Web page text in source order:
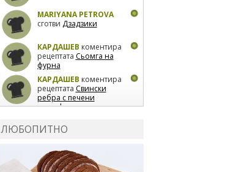
MARIYANA PETROVA
сготви Дзадзики
КАРДАШЕВ коментира
рецептата Сьомга на
фурна
КАРДАШЕВ коментира
рецептата Свински
ребра с печени
картофи
лимон
коментира рецептата
Киноа със зеленчуци
ЛЮБОПИТНО